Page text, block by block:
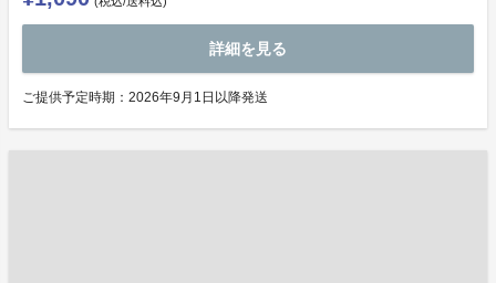
詳細を見る
ご提供予定時期：2026年9月1日以降発送